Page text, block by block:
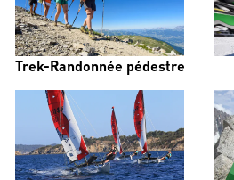
Trek-Randonnée pédestre